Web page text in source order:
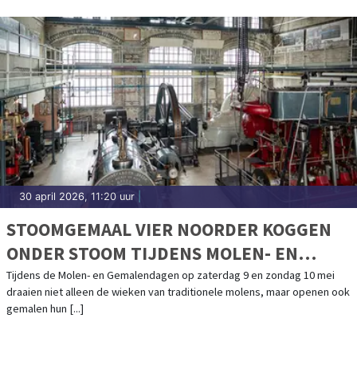
30 april 2026, 11:20 uur
STOOMGEMAAL VIER NOORDER KOGGEN
ONDER STOOM TIJDENS MOLEN- EN
GEMALENDAGEN
Tijdens de Molen- en Gemalendagen op zaterdag 9 en zondag 10 mei
draaien niet alleen de wieken van traditionele molens, maar openen ook
gemalen hun [...]